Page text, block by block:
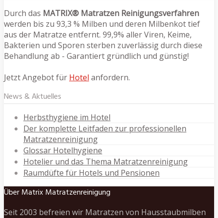
Durch das MATRIX® Matratzen Reinigungsverfahren
werden bis zu 93,3 % Milben und deren Milbenkot tief
aus der Matratze entfernt. 99,9% aller Viren, Keime,
Bakterien und Sporen sterben zuverlässig durch diese
Behandlung ab - Garantiert gründlich und günstig!
Jetzt Angebot für Hotel anfordern.
News & Aktuelles
Herbsthygiene im Hotel
Der komplette Leitfaden zur professionellen
Matratzenreinigung
Glossar Hotelhygiene
Hotelier und das Thema Matratzenreinigung
Raumdüfte für Hotels und Pensionen
Über Matrix Matratzenreinigung
Seit 2003 befreien wir Matratzen von Hausstaubmilben